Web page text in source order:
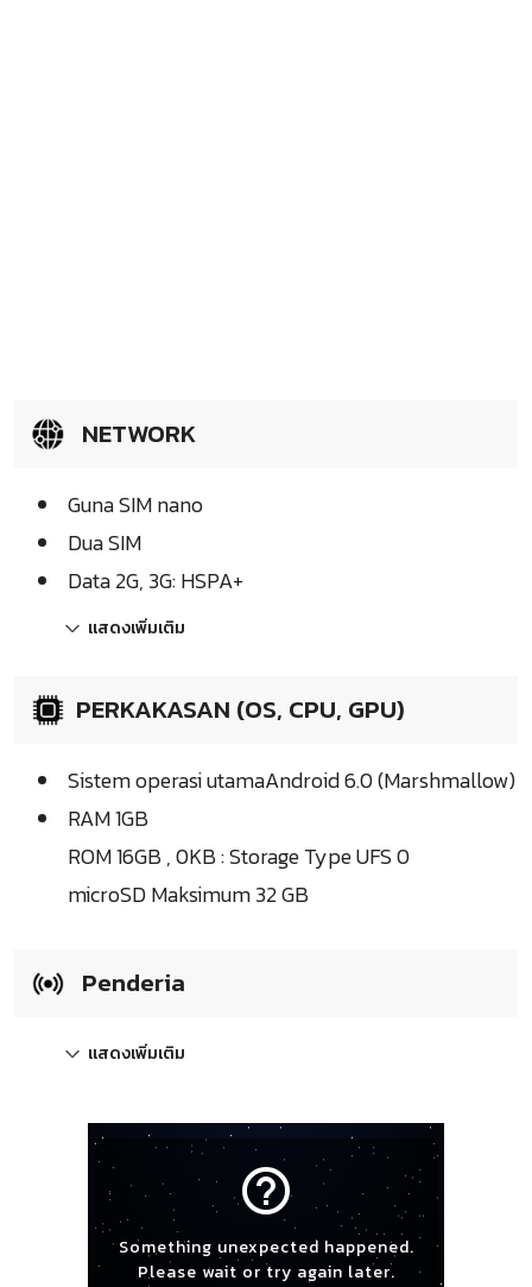
NETWORK
Guna SIM nano
Dua SIM
Data 2G, 3G: HSPA+
แสดงเพิ่มเติม
PERKAKASAN (OS, CPU, GPU)
Sistem operasi utamaAndroid 6.0 (Marshmallow)
RAM 1GB
ROM 16GB , 0KB : Storage Type UFS 0
microSD Maksimum 32 GB
Penderia
แสดงเพิ่มเติม
help_outline
Something unexpected happened.
Please wait or try again later.